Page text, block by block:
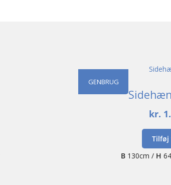
GENBRUG
kr.
B130cm / H